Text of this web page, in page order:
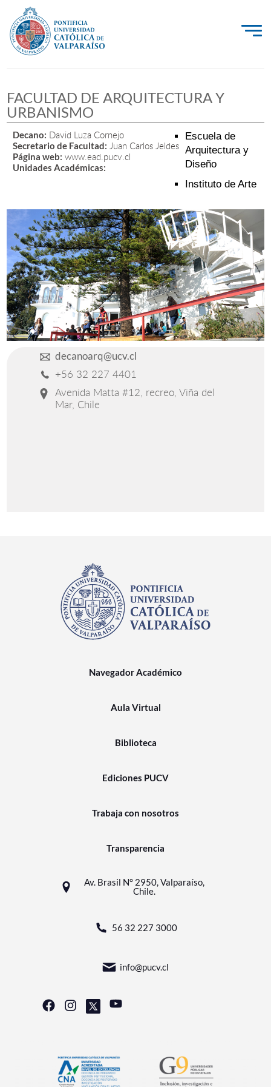
Investigación, Creación e Innovación
PUCV Internacional
Vinculación con el Medio
Pregrado
Postgrado
Formación Continua
Estudiantes
Académicos
Funcionarios
Alumni
FACULTAD DE ARQUITECTURA Y
URBANISMO
Decano: David Luza Cornejo
Secretario de Facultad: Juan Carlos Jeldes
Página web: www.ead.pucv.cl
Unidades Académicas:
Escuela de
Arquitectura y
Diseño
Instituto de Arte
decanoarq@ucv.cl
+56 32 227 4401
Avenida Matta #12, recreo, Viña del
Mar, Chile
Navegador Académico
Aula Virtual
Biblioteca
Ediciones PUCV
Trabaja con nosotros
Transparencia
Av. Brasil N° 2950, Valparaíso,
Chile.
56 32 227 3000
info@pucv.cl